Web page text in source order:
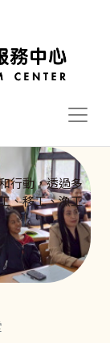
行動，透過多
、移工、漁工